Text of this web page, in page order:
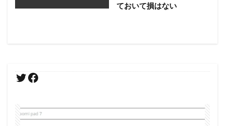
ておいて損はない